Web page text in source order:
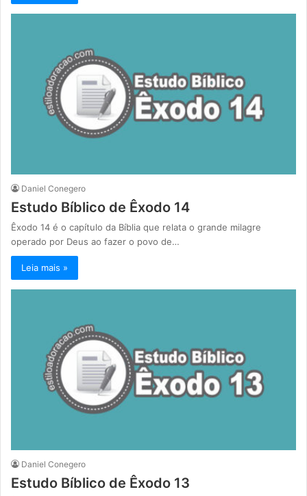
Daniel Conegero
Estudo Bíblico de Êxodo 14
Êxodo 14 é o capítulo da Bíblia que relata o grande milagre
operado por Deus ao fazer o povo de…
Leia mais »
Daniel Conegero
Estudo Bíblico de Êxodo 13